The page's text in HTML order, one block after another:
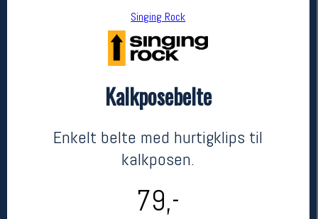
Singing Rock
Kalkposebelte
Enkelt belte med hurtigklips til
kalkposen.
79,-
Singing Rock
Kalkposebelte
kr 79